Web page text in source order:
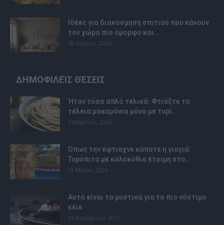
Ιδέες για διακόσμηση σπιτιού που κάνουν
τον χώρο πιο όμορφο και...
18 Ιουλίου, 2026
ΔΗΜΟΦΙΛΕΊΣ ΘΈΣΕΙΣ
Ήταν τόσο απλό τελικά: Φτιάξτε τα
τέλεια μακαρόνια μόνο με τυρί...
7 Μαρτίου, 2026
Όπως την έφτιαχνε κάποτε η γιαγιά:
Τυρόπιτα με κολοκύθια έτοιμη στο...
19 Μαΐου, 2026
Αυτά είναι τα μυστικά για το πιο νόστιμο
κέικ
25 Νοεμβρίου, 2021